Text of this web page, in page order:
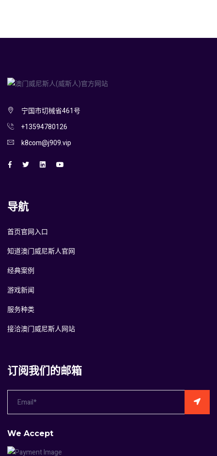
宁国市切械省461号
+13594780126
k8com@j909.vip
导航
首页官网入口
知道澳门威尼斯人官网
经典案例
游戏新闻
服务种类
接洽澳门威尼斯人网站
订阅我们的邮箱
We Accept